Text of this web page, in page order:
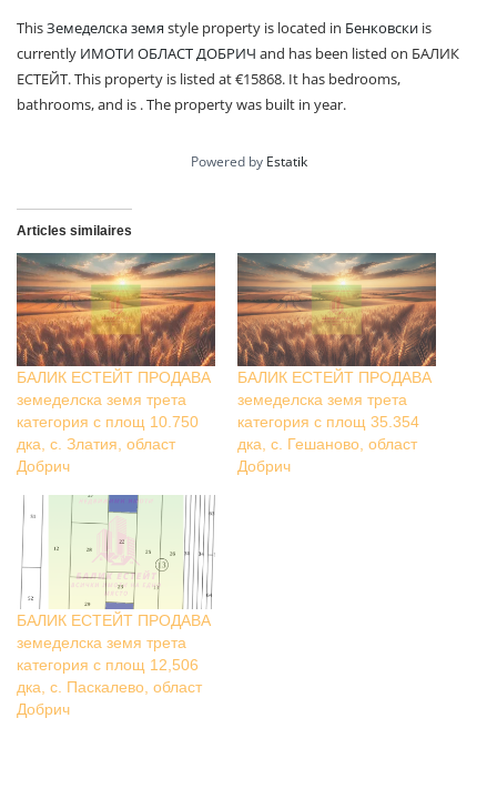
ThisЗемеделска земя style property is located in Бенковски is
currently ИМОТИ ОБЛАСТ ДОБРИЧ and has been listed on БАЛИК
ЕСТЕЙТ. This property is listed at €15868. It has bedrooms,
bathrooms, and is . The property was built in year.
Powered by Estatik
Articles similaires
БАЛИК ЕСТЕЙТ ПРОДАВА
земеделска земя трета
категория с площ 10.750
дка, с. Златия, област
Добрич
БАЛИК ЕСТЕЙТ ПРОДАВА
земеделска земя трета
категория с площ 35.354
дка, с. Гешаново, област
Добрич
БАЛИК ЕСТЕЙТ ПРОДАВА
земеделска земя трета
категория с площ 12,506
дка, с. Паскалево, област
Добрич